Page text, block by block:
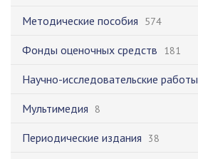
Методические пособия 574
Фонды оценочных средств 181
Научно-исследовательские работы
Мультимедия 8
Периодические издания 38